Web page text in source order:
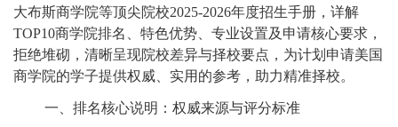
大布斯商学院等顶尖院校2025-2026年度招生手册，详解
TOP10商学院排名、特色优势、专业设置及申请核心要求，
拒绝堆砌，清晰呈现院校差异与择校要点，为计划申请美国
商学院的学子提供权威、实用的参考，助力精准择校。
一、排名核心说明：权威来源与评分标准